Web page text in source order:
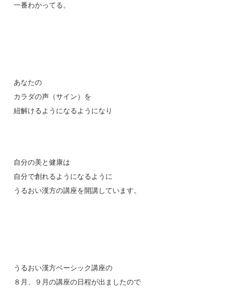
一番わかってる。
あなたの
カラダの声（サイン）を
紐解けるようになるようになり
自分の美と健康は
自分で創れるようになるように
うるおい漢方の講座を開講しています。
うるおい漢方ベーシック講座の
８月、９月の講座の日程が出ましたので